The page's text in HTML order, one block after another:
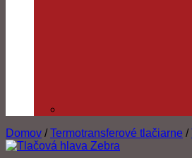
Domov / Termotransferové tlačiarne /